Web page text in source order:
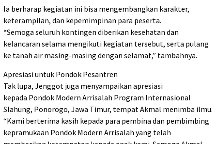
Ia berharap kegiatan ini bisa mengembangkan karakter,
keterampilan, dan kepemimpinan para peserta.
“Semoga seluruh kontingen diberikan kesehatan dan
kelancaran selama mengikuti kegiatan tersebut, serta pulang
ke tanah air masing-masing dengan selamat,” tambahnya.
Apresiasi untuk Pondok Pesantren
Tak lupa, Jenggot juga menyampaikan apresiasi
kepada Pondok Modern Arrisalah Program Internasional
Slahung, Ponorogo, Jawa Timur, tempat Akmal menimba ilmu.
“Kami berterima kasih kepada para pembina dan pembimbing
kepramukaan Pondok Modern Arrisalah yang telah